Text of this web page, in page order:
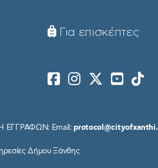
Για επισκέπτες
ΕΓΓΡΑΦΩΝ: Email:
Δήμου Ξάνθης